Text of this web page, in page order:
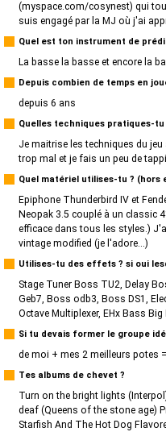
(myspace.com/cosynest) qui
suis engagé par la MJ où j'ai
Quel est ton instrument de
La basse la basse et encore la
Depuis combien de temps en
depuis 6 ans
Quelles techniques pratiques-tu
Je maitrise les techniques du
trop mal et je fais un peu de
Quel matériel utilises-tu ? (hors
Epiphone Thunderbird IV et
Neopak 3.5 couplé à un classic
efficace dans tous les styles.)
vintage modified (je l'adore...)
Utilises-tu des effets ? si oui
Stage Tuner Boss TU2, Delay
Geb7, Boss odb3, Boss DS1,
Octave Multiplexer, EHx Bass
Si tu devais former le groupe
de moi + mes 2 meilleurs potes
Tes albums de chevet ?
Turn on the bright lights
deaf (Queens of the stone age)
Starfish And The Hot Dog